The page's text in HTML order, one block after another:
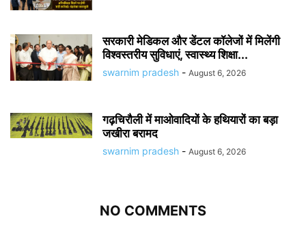
सरकारी मेडिकल और डेंटल कॉलेजों में मिलेंगी
विश्वस्तरीय सुविधाएं, स्वास्थ्य शिक्षा...
swarnim pradesh - August 6, 2026
गढ़चिरौली में माओवादियों के हथियारों का बड़ा
जखीरा बरामद
swarnim pradesh - August 6, 2026
NO COMMENTS